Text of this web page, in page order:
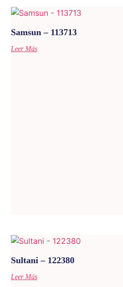
Samsun – 113713
Leer Más
Sultani – 122380
Leer Más